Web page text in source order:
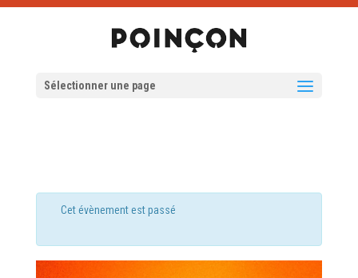
Sélectionner une page
Cet évènement est passé